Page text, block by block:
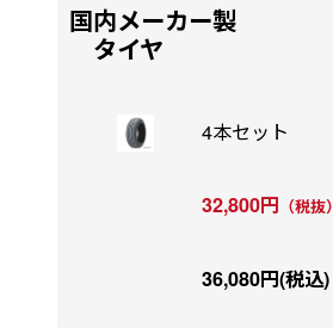
国内メーカー製
タイヤ
4本セット
32,800円 （税抜）
36,080円(税込)